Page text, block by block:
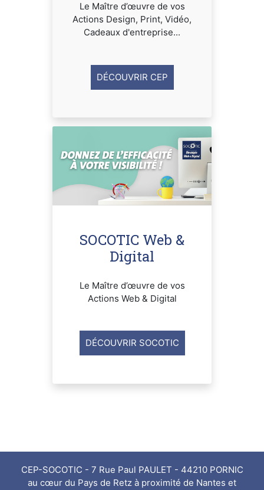
Le Maître d’œuvre de vos
Actions Design, Print, Vidéo,
Cadeaux d'entreprise...
DÉCOUVRIR CEP
SOCOTIC Web &
Digital
Le Maître d’œuvre de vos
Actions Web & Digital
DÉCOUVRIR SOCOTIC
CEP-SOCOTIC - 7 Rue Paul PAULET - 44210 PORNIC
au cœur du Pays de Retz à proximité de Nantes et